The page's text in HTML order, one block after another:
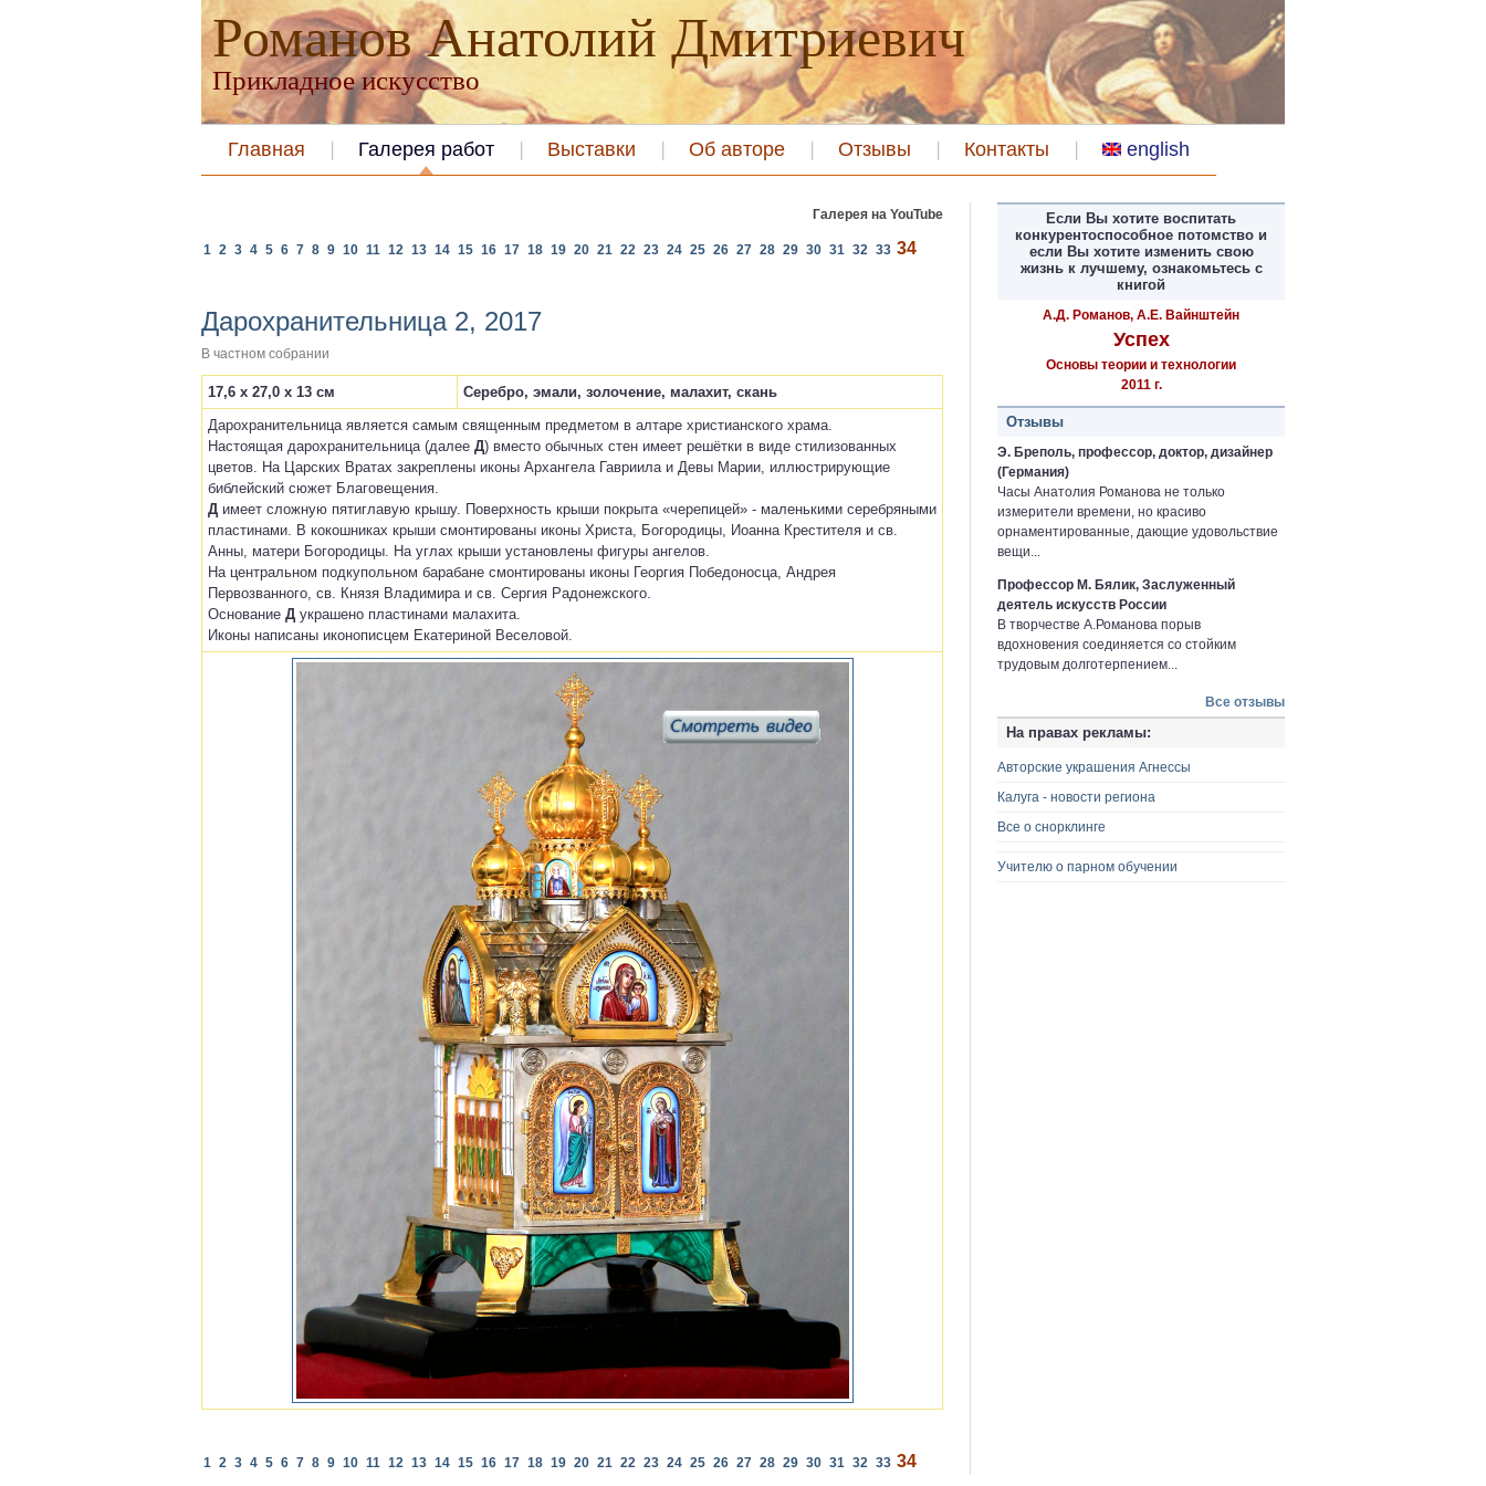
Романов Анатолий Дмитриевич
Прикладное искусство
Главная Галерея работ Выставки Об авторе Отзывы Контакты english
Галерея на YouTube
1 2 3 4 5 6 7 8 9 10 11 12 13 14 15 16 17 18 19 20 21 22 23 24 25 26 27 28 29 30 31 32 33 34
Дарохранительница 2, 2017
В частном собрании
17,6 х 27,0 х 13 см
Серебро, эмали, золочение, малахит, скань
Дарохранительница является самым священным предметом в алтаре христианского храма.
Настоящая дарохранительница (далее Д) вместо обычных стен имеет решётки в виде стилизованных
цветов. На Царских Вратах закреплены иконы Архангела Гавриила и Девы Марии, иллюстрирующие
библейский сюжет Благовещения.
Д имеет сложную пятиглавую крышу. Поверхность крыши покрыта «черепицей» - маленькими серебряными
пластинами. В кокошниках крыши смонтированы иконы Христа, Богородицы, Иоанна Крестителя и св.
Анны, матери Богородицы. На углах крыши установлены фигуры ангелов.
На центральном подкупольном барабане смонтированы иконы Георгия Победоносца, Андрея
Первозванного, св. Князя Владимира и св. Сергия Радонежского.
Основание Д украшено пластинами малахита.
Иконы написаны иконописцем Екатериной Веселовой.
1 2 3 4 5 6 7 8 9 10 11 12 13 14 15 16 17 18 19 20 21 22 23 24 25 26 27 28 29 30 31 32 33 34
Если Вы хотите воспитать
конкурентоспособное потомство и
если Вы хотите изменить свою
жизнь к лучшему, ознакомьтесь с
книгой
А.Д. Романов, А.Е. Вайнштейн
Успех
Основы теории и технологии
2011 г.
Отзывы
Э. Бреполь, профессор, доктор, дизайнер
(Германия)
Часы Анатолия Романова не только
измерители времени, но красиво
орнаментированные, дающие удовольствие
вещи...
Профессор М. Бялик, Заслуженный
деятель искусств России
В творчестве А.Романова порыв
вдохновения соединяется со стойким
трудовым долготерпением...
Все отзывы
На правах рекламы:
Авторские украшения Агнессы
Калуга - новости региона
Все о снорклинге
Учителю о парном обучении